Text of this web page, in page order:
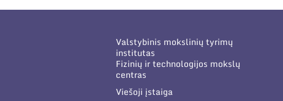
Valstybinis mokslinių tyrimų
institutas
Fizinių ir technologijos mokslų
centras
Viešoji įstaiga